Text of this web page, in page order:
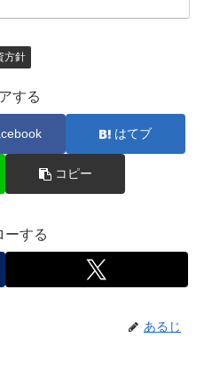
方針
する
はてブ
コピー
ーする
あるじ